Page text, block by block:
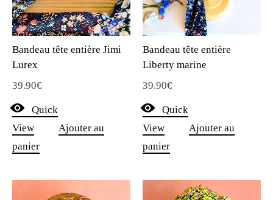
Bandeau tête entière Jimi
Lurex
39.90€
Quick
View
panier
Bandeau tête entière
Liberty marine
39.90€
Quick
View
panier